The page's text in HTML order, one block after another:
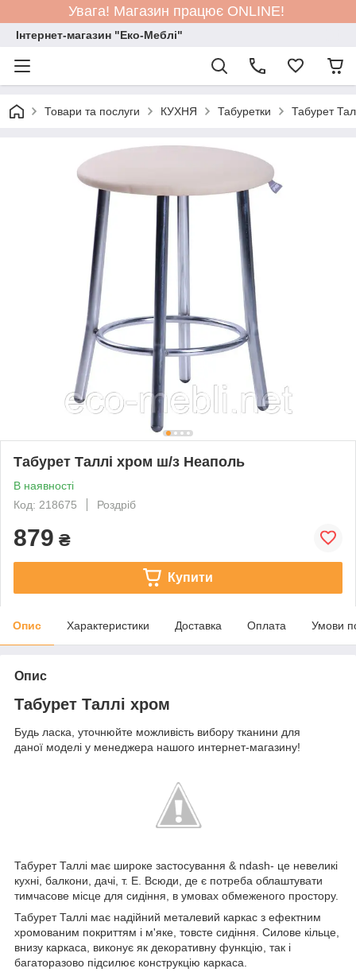
Увага! Магазин працює ONLINE!
Інтернет-магазин "Еко-Меблі"
Товари та послуги КУХНЯ Табуретки Табурет
Табурет Таллі хром ш/з Неаполь
В наявності
Код: 218675
Роздріб
879 ₴
Купити
Опис Характеристики Доставка Оплата Умови
Опис
Табурет Таллі хром
Будь ласка, уточнюйте можливість вибору тканини для
даної моделі у менеджера нашого интернет-магазину!
Табурет Таллі має широке застосування & ndash- це невеликі
кухні, балкони, дачі, т. Е. Всюди, де є потреба облаштувати
тимчасове місце для сидіння, в умовах обмеженого простору.
Табурет Таллі має надійний металевий каркас з ефектним
хромованим покриттям і м'яке, товсте сидіння. Силове кільце,
внизу каркаса, виконує як декоративну функцію, так і
багаторазово підсилює конструкцію каркаса.